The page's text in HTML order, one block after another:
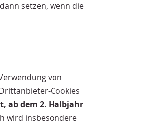
setzen, wenn die
von
Cookies
ab dem 2. Halbjahr
wird insbesondere